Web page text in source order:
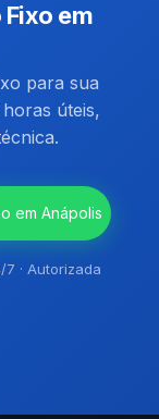
em
para sua
úteis,
em Anápolis
· Autorizada